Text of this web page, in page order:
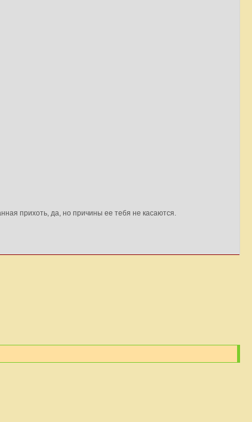
прихоть, да, но причины ее тебя не касаются.